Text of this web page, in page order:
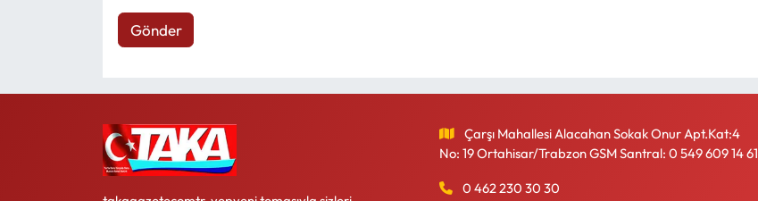
Gönder
Çarşı Mahallesi Alacahan Sokak Onur Apt.Kat:4
No: 19 Ortahisar/Trabzon GSM Santral: 0 549 609 14 61
0 462 230 30 30